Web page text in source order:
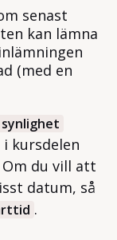
senast
kan lämna
(med en
kursdelen
du vill att
datum, så
.